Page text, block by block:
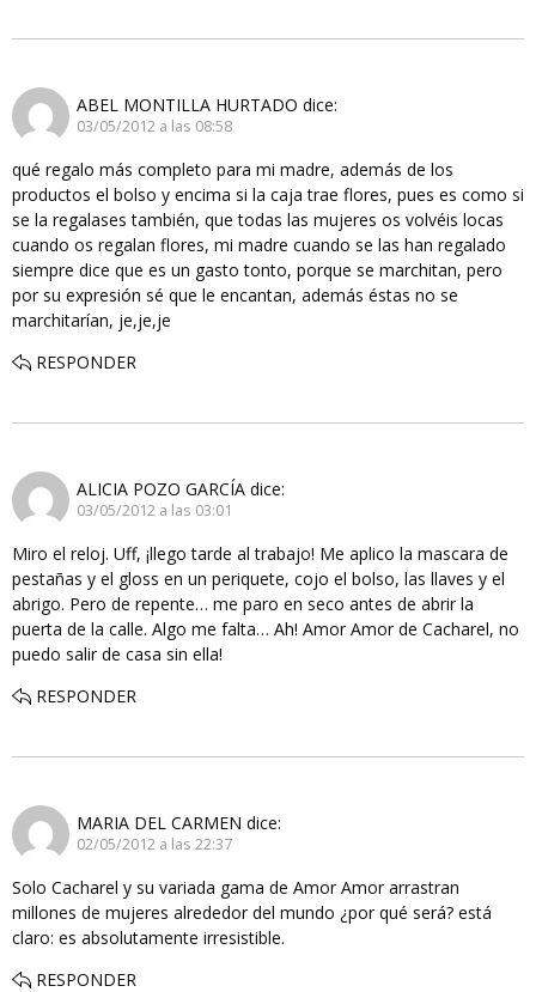
ABEL MONTILLA HURTADO dice:
03/05/2012 a las 08:58
qué regalo más completo para mi madre, además de los
productos el bolso y encima si la caja trae flores, pues es como si
se la regalases también, que todas las mujeres os volvéis locas
cuando os regalan flores, mi madre cuando se las han regalado
siempre dice que es un gasto tonto, porque se marchitan, pero
por su expresión sé que le encantan, además éstas no se
marchitarían, je,je,je
RESPONDER
ALICIA POZO GARCÍA dice:
03/05/2012 a las 03:01
Miro el reloj. Uff, ¡llego tarde al trabajo! Me aplico la mascara de
pestañas y el gloss en un periquete, cojo el bolso, las llaves y el
abrigo. Pero de repente… me paro en seco antes de abrir la
puerta de la calle. Algo me falta… Ah! Amor Amor de Cacharel, no
puedo salir de casa sin ella!
RESPONDER
MARIA DEL CARMEN dice:
02/05/2012 a las 22:37
Solo Cacharel y su variada gama de Amor Amor arrastran
millones de mujeres alrededor del mundo ¿por qué será? está
claro: es absolutamente irresistible.
RESPONDER